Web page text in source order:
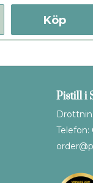
Köp
Pistill i
Telefon: